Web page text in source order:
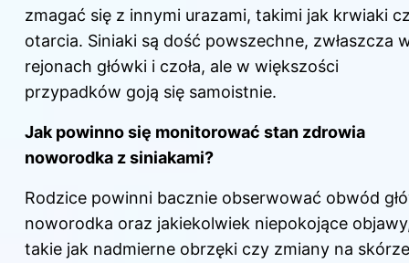
zmagać się z innymi urazami, takimi jak krwiaki
otarcia. Siniaki są dość powszechne, zwłaszcza
rejonach główki i czoła, ale w większości
przypadków goją się samoistnie.
Jak powinno się monitorować stan zdrowia
noworodka z siniakami?
Rodzice powinni bacznie obserwować obwód
noworodka oraz jakiekolwiek niepokojące
takie jak nadmierne obrzęki czy zmiany na